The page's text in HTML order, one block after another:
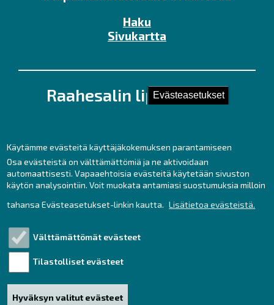
Evästeasetukset
Käytämme evästeitä käyttäjäkokemuksen parantamiseen
Osa evästeistä on välttämättömiä ja ne aktivoidaan
automaattisesti. Vapaaehtoisia evästeitä käytetään sivuston
käytön analysointiin. Voit muokata antamiasi suostumuksia milloin
tahansa Evästeasetukset-linkin kautta. Lisätietoa evästeistä.
Välttämättömät evästeet
Tilastolliset evästeet
Hyväksyn valitut evästeet
Haku
Sivukartta
Raahesalin lipunmyynti
Puh. 044 439 3237
Kesäaukioloajat ma – pe klo 11 – 17
sekä tunti ennen tilaisuuksia.
lipunmyynti
raahe.fi
Liput netistä:
HUOM! Tulethan tapahtumiimme